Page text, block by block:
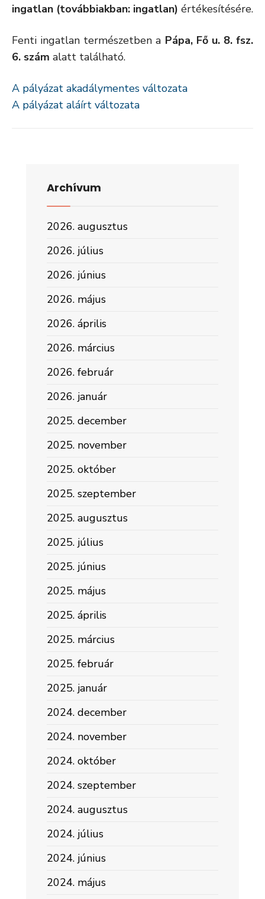
ingatlan (továbbiakban: ingatlan) értékesítésére.
Fenti ingatlan természetben a Pápa, Fő u. 8. fsz.
6. szám alatt található.
A pályázat akadálymentes változata
A pályázat aláírt változata
Archívum
2026. augusztus
2026. július
2026. június
2026. május
2026. április
2026. március
2026. február
2026. január
2025. december
2025. november
2025. október
2025. szeptember
2025. augusztus
2025. július
2025. június
2025. május
2025. április
2025. március
2025. február
2025. január
2024. december
2024. november
2024. október
2024. szeptember
2024. augusztus
2024. július
2024. június
2024. május